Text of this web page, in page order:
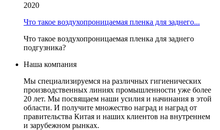
2020
Что такое воздухопроницаемая пленка для заднего...
Что такое воздухопроницаемая пленка для заднего
подгузника?
Наша компания
Мы специализируемся на различных гигиенических
производственных линиях промышленности уже более
20 лет. Мы посвящаем наши усилия и начинания в этой
области. И получите множество наград и наград от
правительства Китая и наших клиентов на внутреннем
и зарубежном рынках.